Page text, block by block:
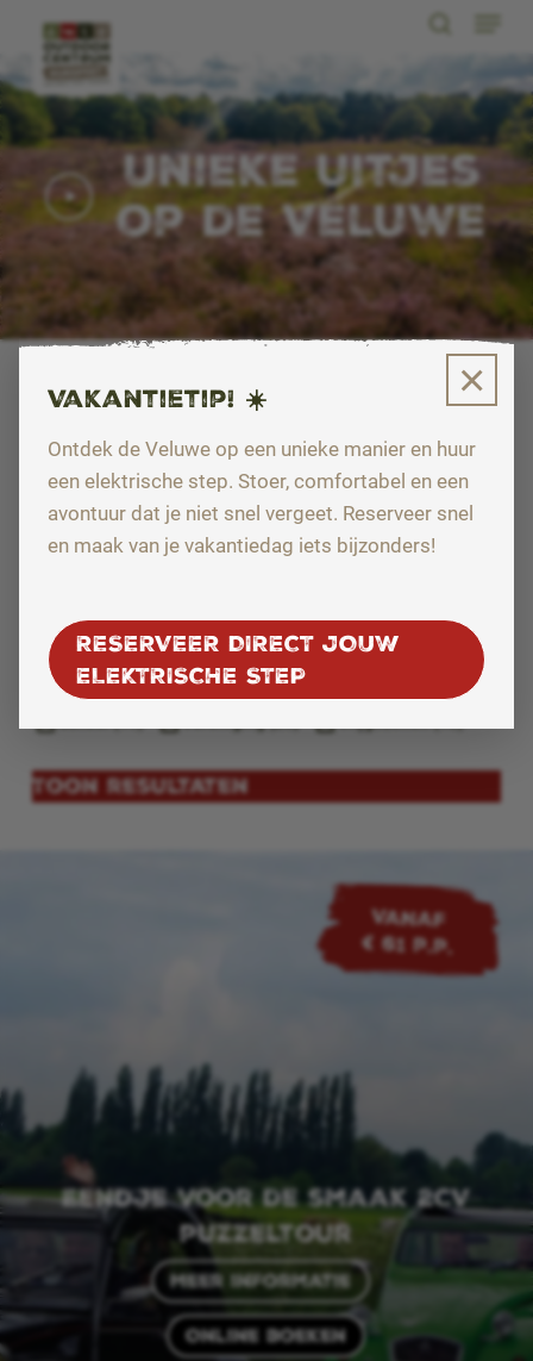
main
content
search
Menu
Video
Unieke uitjes
op de Veluwe
PRIJS
Aantal personen
15 t/m 50 personen
Meer dan 50 personen
TYPE GROEP
Bedrijf (36) Familie (36)
Toon resultaten
Eendje voor de smaak 2CV
puzzeltour
Meer informatie
Online boeken
VANAF
€ 61 p.p.
Close
Menu
×
Vakantietip! ☀️
Ontdek de Veluwe op een unieke manier en huur
een elektrische step. Stoer, comfortabel en een
avontuur dat je niet snel vergeet. Reserveer snel
en maak van je vakantiedag iets bijzonders!
RESERVEER DIRECT JOUW
ELEKTRISCHE STEP